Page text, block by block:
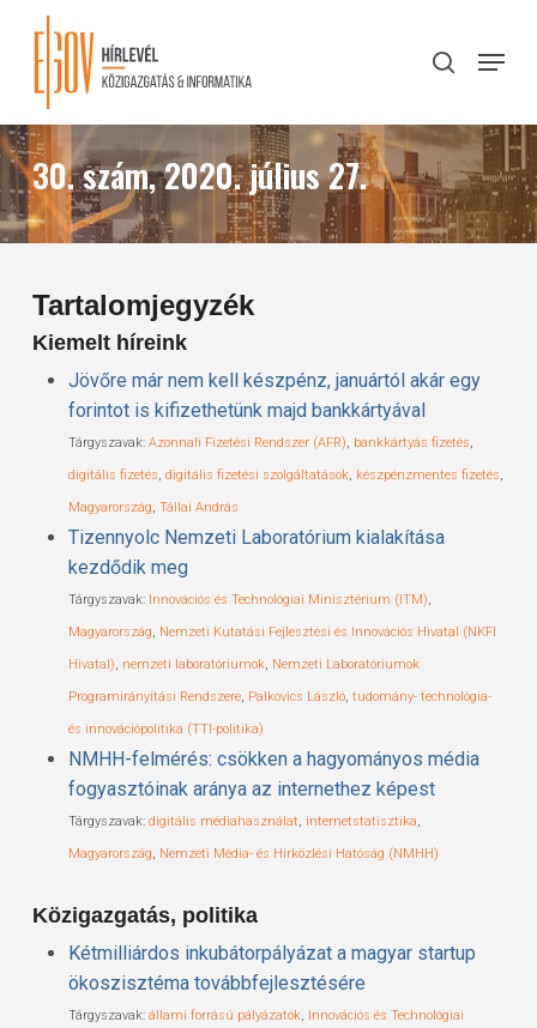
content
search
Menu
30. szám, 2020. július 27.
Tartalomjegyzék
Kiemelt híreink
Jövőre már nem kell készpénz, januártól akár egy
forintot is kifizethetünk majd bankkártyával
Tárgyszavak: Azonnali Fizetési Rendszer (AFR), bankkártyás fizetés,
digitális fizetés, digitális fizetési szolgáltatások, készpénzmentes fizetés,
Magyarország, Tállai András
Tizennyolc Nemzeti Laboratórium kialakítása
kezdődik meg
Tárgyszavak: Innovációs és Technológiai Minisztérium (ITM),
Magyarország, Nemzeti Kutatási Fejlesztési és Innovációs Hivatal (NKFI
Hivatal), nemzeti laboratóriumok, Nemzeti Laboratóriumok
Programirányítási Rendszere, Palkovics László, tudomány- technológia-
és innovációpolitika (TTI-politika)
NMHH-felmérés: csökken a hagyományos média
fogyasztóinak aránya az internethez képest
Tárgyszavak: digitális médiahasználat, internetstatisztika,
Magyarország, Nemzeti Média- és Hírközlési Hatóság (NMHH)
Közigazgatás, politika
Kétmilliárdos inkubátorpályázat a magyar startup
ökoszisztéma továbbfejlesztésére
Tárgyszavak: állami forrású pályázatok, Innovációs és Technológiai
Close